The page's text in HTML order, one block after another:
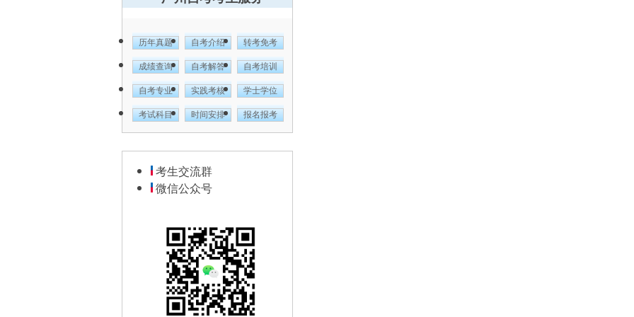
历年真题 自考介绍 转考免考
成绩查询 自考解答 自考培训
自考专业 实践考核 学士学位
考试科目 时间安排 报名报考
考生交流群
微信公众号